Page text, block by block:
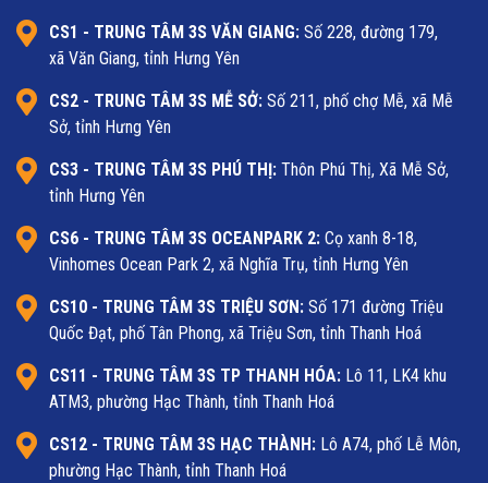
CS1 - TRUNG TÂM 3S VĂN GIANG: Số 228, đường 179,
xã Văn Giang, tỉnh Hưng Yên
CS2 - TRUNG TÂM 3S MỄ SỞ: Số 211, phố chợ Mễ, xã Mễ
Sở, tỉnh Hưng Yên
CS3 - TRUNG TÂM 3S PHÚ THỊ: Thôn Phú Thị, Xã Mễ Sở,
tỉnh Hưng Yên
CS6 - TRUNG TÂM 3S OCEANPARK 2: Cọ xanh 8-18,
Vinhomes Ocean Park 2, xã Nghĩa Trụ, tỉnh Hưng Yên
CS10 - TRUNG TÂM 3S TRIỆU SƠN: Số 171 đường Triệu
Quốc Đạt, phố Tân Phong, xã Triệu Sơn, tỉnh Thanh Hoá
CS11 - TRUNG TÂM 3S TP THANH HÓA: Lô 11, LK4 khu
ATM3, phường Hạc Thành, tỉnh Thanh Hoá
CS12 - TRUNG TÂM 3S HẠC THÀNH: Lô A74, phố Lễ Môn,
phường Hạc Thành, tỉnh Thanh Hoá